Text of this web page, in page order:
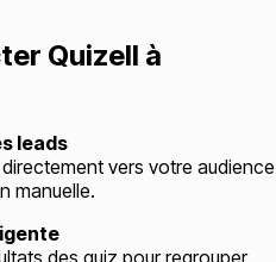
Quizell à
leads
vers votre audience
manuelle.
des quiz pour regrouper